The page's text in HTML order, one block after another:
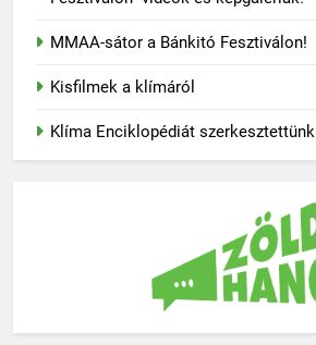
MMAA-sátor a Bánkitó Fesztiválon!
Kisfilmek a klímáról
Klíma Enciklopédiát szerkesztettünk